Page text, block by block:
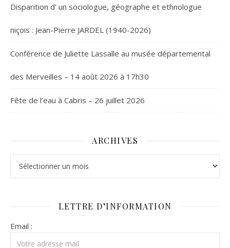
Disparition d’ un sociologue, géographe et ethnologue
niçois : Jean-Pierre JARDEL (1940-2026)
Conférence de Juliette Lassalle au musée départemental
des Merveilles – 14 août 2026 à 17h30
Fête de l’eau à Cabris – 26 juillet 2026
ARCHIVES
LETTRE D’INFORMATION
Email :